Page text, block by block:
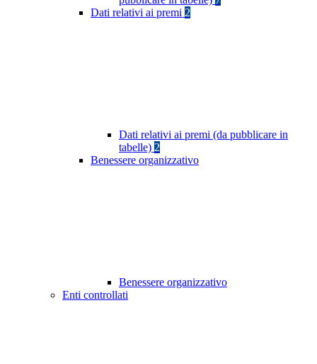
Dati relativi ai premi 2
Dati relativi ai premi (da pubblicare in
tabelle) 2
Benessere organizzativo
Benessere organizzativo
Enti controllati